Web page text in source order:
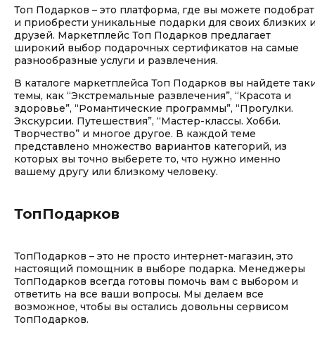
Топ Подарков – это платформа, где вы можете
и приобрести уникальные подарки для своих близких
друзей. Маркетплейс Топ Подарков предлагает
широкий выбор подарочных сертификатов на самые
разнообразные услуги и развлечения.
В каталоге маркетплейса Топ Подарков вы найдете
темы, как “Экстремальные развлечения”, “Красота и
здоровье”, “Романтические программы”, “Прогулки.
Экскурсии. Путешествия”, “Мастер-классы. Хобби.
Творчество” и многое другое. В каждой теме
представлено множество вариантов категорий, из
которых вы точно выберете то, что нужно именно
вашему другу или близкому человеку.
ТопПодарков
ТопПодарков – это не просто интернет-магазин, это
настоящий помощник в выборе подарка. Менеджеры
ТопПодарков всегда готовы помочь вам с выбором и
ответить на все ваши вопросы. Мы делаем все
возможное, чтобы вы остались довольны сервисом
ТопПодарков.